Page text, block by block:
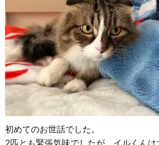
初めてのお世話でした。
2匹とも緊張気味でしたが、イルくん